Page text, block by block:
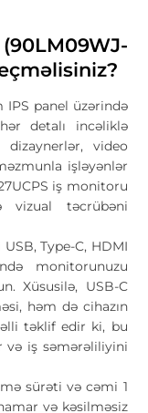
panel üzərində
detalı incəliklə
video
işləyənlər
iş monitoru
vizual təcrübəni
USB, Type-C, HDMI
monitorunuzu
Xüsusilə, USB-C
həm də cihazın
təklif edir ki, bu
və iş səmərəliliyini
sürəti və cəmi 1
və kəsilməsiz